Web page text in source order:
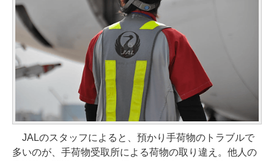
JALのスタッフによると、預かり手荷物のトラブルで
多いのが、手荷物受取所による荷物の取り違え。他人の